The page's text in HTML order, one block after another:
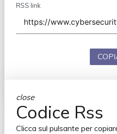
RSS link
close
Codice Rss
Clicca sul pulsante per